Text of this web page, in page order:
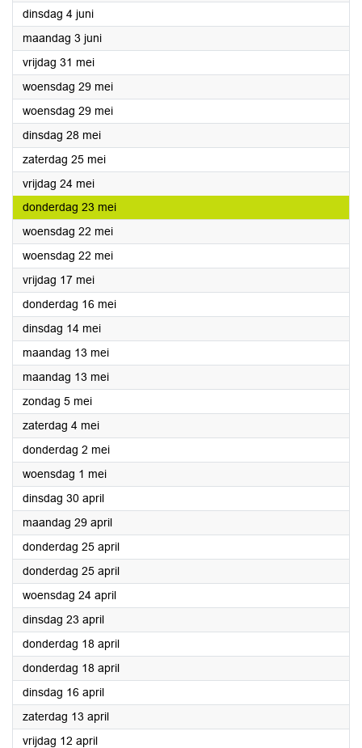
dinsdag 4 juni2024
maandag 3 juni2024
vrijdag 31 mei2024
woensdag 29 mei2024
woensdag 29 mei2024
dinsdag 28 mei2024
zaterdag 25 mei2024
vrijdag 24 mei2024
donderdag 23 mei2024
woensdag 22 mei2024
woensdag 22 mei2024
vrijdag 17 mei2024
donderdag 16 mei2024
dinsdag 14 mei2024
maandag 13 mei2024
maandag 13 mei2024
zondag 5 mei2024
zaterdag 4 mei2024
donderdag 2 mei2024
woensdag 1 mei2024
dinsdag 30 april2024
maandag 29 april2024
donderdag 25 april2024
donderdag 25 april2024
woensdag 24 april2024
dinsdag 23 april2024
donderdag 18 april2024
donderdag 18 april2024
dinsdag 16 april2024
zaterdag 13 april2024
vrijdag 12 april2024